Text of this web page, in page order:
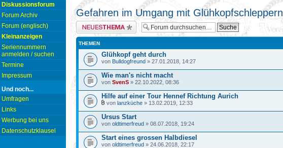
Diskussionsforum
Forum Archiv
Forum (englisch)
Kleinanzeigen
Seriennummern
anmelden / suchen
Termine
Impressum
Und noch...
Umfragen
Links
Werbung bei uns
Datenschutzklausel
Gefahren im Umgang mit Glühkopfschleppern
Neues Thema erstellen
THEMEN
Glühkopf geht durch
von Bulldogfreund » 27.01.2018, 14:27
Wie man's nicht macht
von SvenS » 22.10.2022, 08:36
Hilfe auf einer Tour Hennef Richtung Aurich
von lanzküche » 13.02.2019, 12:33
Ursus Start
von oldtimerfreud » 08.07.2018, 19:24
Start eines grossen Halbdiesel
von oldtimerfreud » 24.06.2018, 22:17